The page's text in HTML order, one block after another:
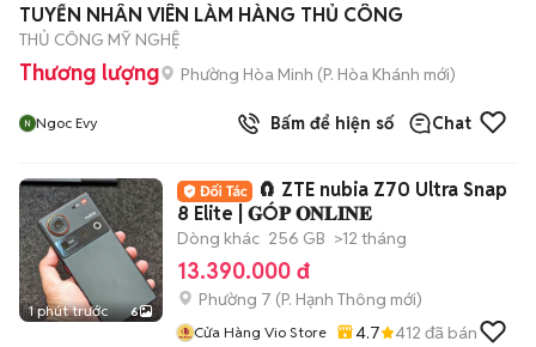
TUYỂN NHÂN VIÊN LÀM HÀNG THỦ CÔNG
THỦ CÔNG MỸ NGHỆ
Thương lượng Phường Hòa Minh (P. Hòa Khánh mới)
Ngoc Evy Bấm để hiện số Chat
1 phút trước 6
🧲 ZTE nubia Z70 Ultra Snap
8 Elite | 𝐆Ó𝐏 𝐎𝐍𝐋𝐈𝐍𝐄
Dòng khác 256 GB >12 tháng
13.390.000 đ
Phường 7 (P. Hạnh Thông mới)
Cửa Hàng Vio Store 4.7 412 đã bán